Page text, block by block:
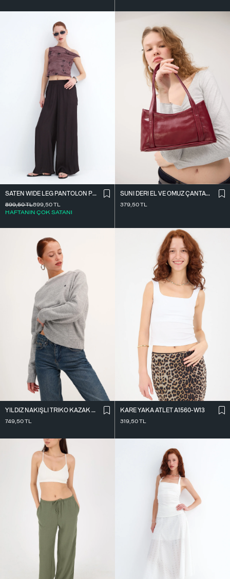
SATEN WIDE LEG PANTOLON PN17298
899,50TL
HAFTANIN ÇOK SATANI
899,50TL
SUNI DERI EL VE OMUZ ÇANTASI Ç09-G11
379,50TL
YILDIZ NAKIŞLI TRIKO KAZAK K3418-D4
749,50TL
KARE YAKA ATLET A1560-W13
319,50TL